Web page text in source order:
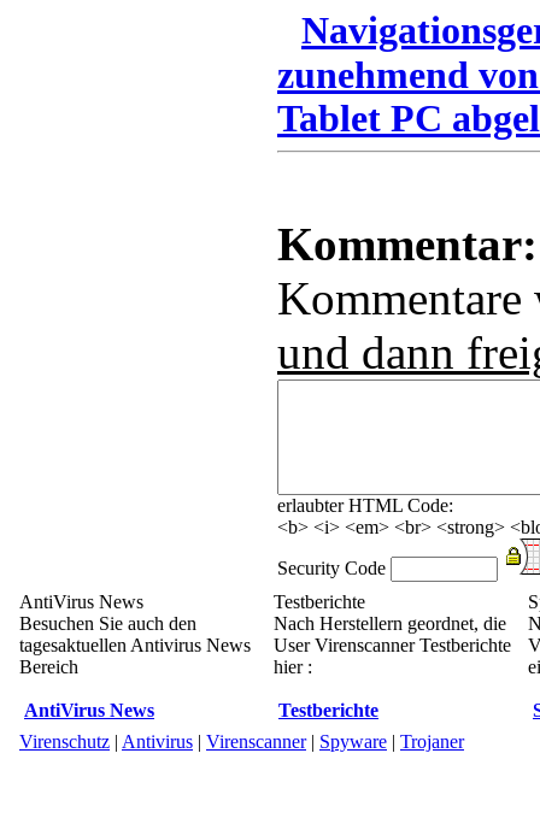
zunehmend
Tablet PC
Kommentar:
und dann
erlaubter HTML Code:
<b> <i> <em> <br> <strong>
Security Code
AntiVirus News
Besuchen Sie auch den
tagesaktuellen Antivirus News
Bereich
AntiVirus News
Testberichte
Nach Herstellern geordnet, die
User Virenscanner Testberichte
hier :
Testberichte
Virenschutz | Antivirus | Virenscanner| Spyware | Trojaner